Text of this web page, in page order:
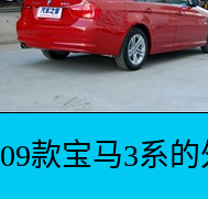
09款宝马3系